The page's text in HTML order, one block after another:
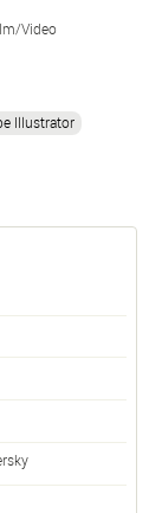
Video
Illustrator